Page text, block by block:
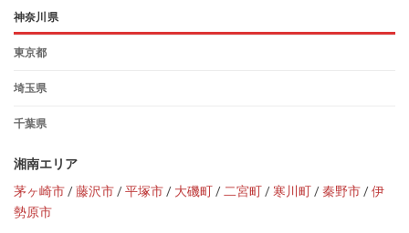
神奈川県
東京都
埼玉県
千葉県
湘南エリア
茅ヶ崎市/藤沢市/平塚市/ 大磯町/二宮町/寒川町/秦野市/伊
勢原市